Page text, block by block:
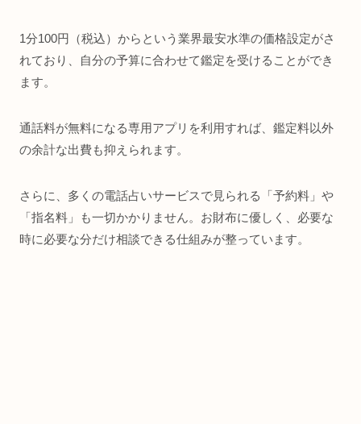
1分100円（税込）からという業界最安水準の価格設定がさ
れており、自分の予算に合わせて鑑定を受けることができ
ます。
通話料が無料になる専用アプリを利用すれば、鑑定料以外
の余計な出費も抑えられます。
さらに、多くの電話占いサービスで見られる「予約料」や
「指名料」も一切かかりません。お財布に優しく、必要な
時に必要な分だけ相談できる仕組みが整っています。